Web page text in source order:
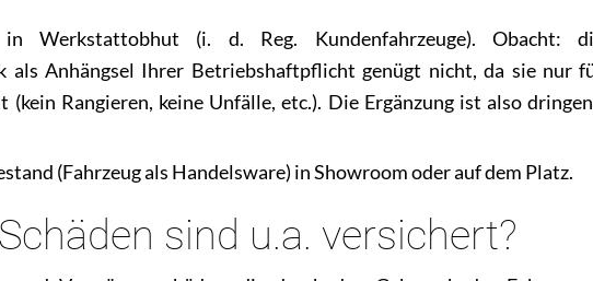
Werkstattobhut (i. d. Reg. Kundenfahrzeuge). Obacht:
als Anhängsel Ihrer Betriebshaftpflicht genügt nicht, da sie nur
Rangieren, keine Unfälle, etc.). Die Ergänzung ist also
(Fahrzeug als Handelsware) in Showroom oder auf dem Platz.
sind u.a. versichert?